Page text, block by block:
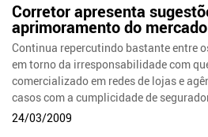
Corretor apresenta
aprimoramento do mercado
Continua repercutindo bastante entre
em torno da irresponsabilidade com
comercializado em redes de lojas e
casos com a cumplicidade de
24/03/2009